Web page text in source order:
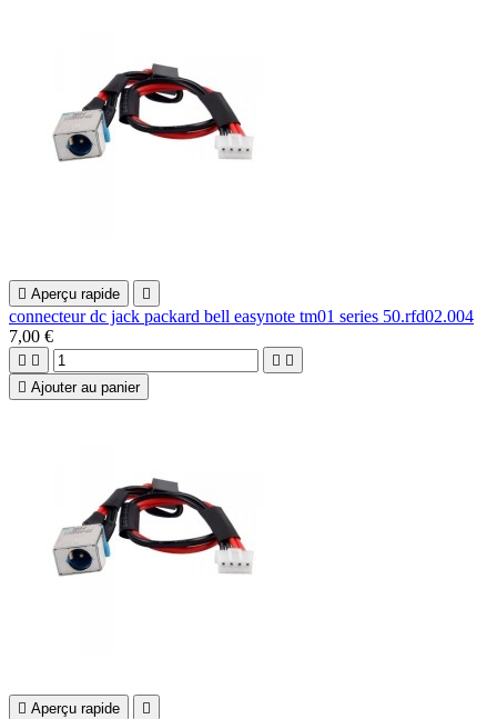
 Aperçu rapide 
connecteur dc jack packard bell easynote tm01 series 50.rfd02.004
7,00 €
   
 Ajouter au panier
 Aperçu rapide 